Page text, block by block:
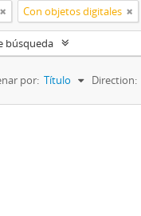
Con objetos digitales
búsqueda
por: Título Direction: